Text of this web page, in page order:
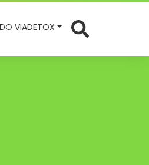
VIADETOX